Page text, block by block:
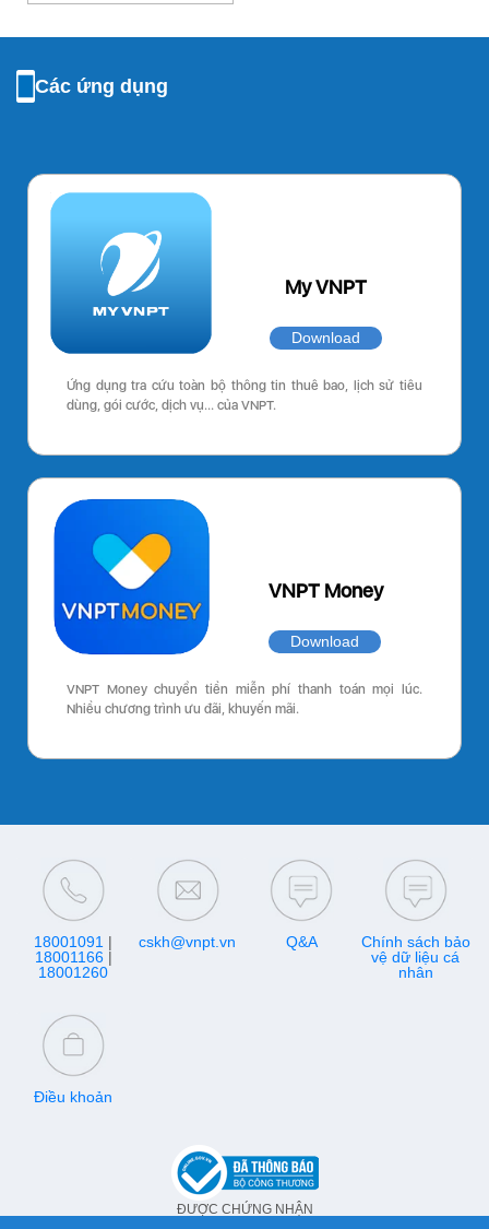
Các ứng dụng
My VNPT
Download
Ứng dụng tra cứu toàn bộ thông tin thuê bao, lịch sử tiêu
dùng, gói cước, dịch vụ… của VNPT.
VNPT Money
Download
VNPT Money chuyển tiền miễn phí thanh toán mọi lúc.
Nhiều chương trình ưu đãi, khuyến mãi.
18001091 |
18001166|
18001260
cskh@vnpt.vn Q&A
Chính sách bảo
vệ dữ liệu cá
nhân
Điều khoản
ĐƯỢC CHỨNG NHẬN